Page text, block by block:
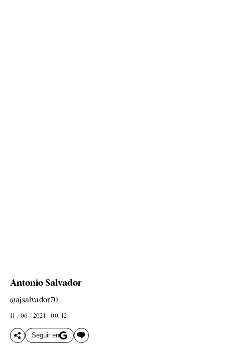
Antonio Salvador
@ajsalvador70
11 / 06 / 2021 - 00: 12
Seguir en